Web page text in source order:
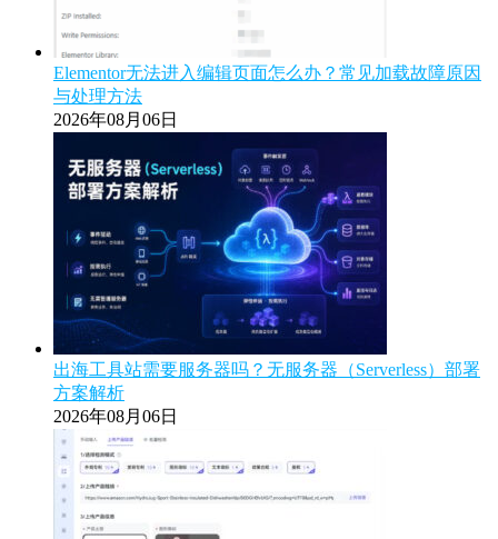
Elementor无法进入编辑页面怎么办？常见加载故障原因
与处理方法
2026年08月06日
出海工具站需要服务器吗？无服务器（Serverless）部署
方案解析
2026年08月06日